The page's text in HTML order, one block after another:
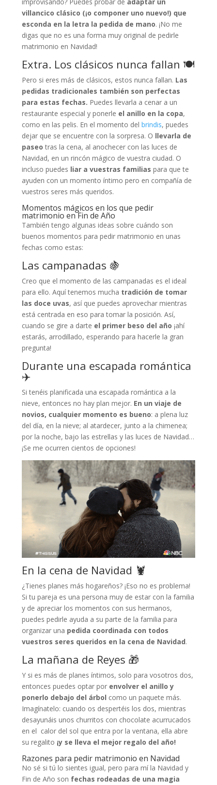
villancico clásico (¡o componer uno nuevo!) que
esconda en la letra la pedida de mano. ¡No me
digas que no es una forma muy original de pedirle
matrimonio en Navidad!
Extra. Los clásicos nunca fallan 🍽️
Pero si eres más de clásicos, estos nunca fallan. Las
pedidas tradicionales también son perfectas
para estas fechas. Puedes llevarla a cenar a un
restaurante especial y ponerle el anillo en la copa,
como en las pelis. En el momento del brindis, puedes
dejar que se encuentre con la sorpresa. O llevarla de
paseotras la cena, al anochecer con las luces de
Navidad, en un rincón mágico de vuestra ciudad. O
incluso puedes liar a vuestras familias para que te
ayuden con un momento íntimo pero en compañía de
vuestros seres más queridos.
Momentos mágicos en los que pedir
matrimonio en Fin de Año
También tengo algunas ideas sobre cuándo son
buenos momentos para pedir matrimonio en unas
fechas como estas:
Las campanadas 🍇
Creo que el momento de las campanadas es el ideal
para ello. Aquí tenemos mucha tradición de tomar
las doce uvas, así que puedes aprovechar mientras
está centrada en eso para tomar la posición. Así,
cuando se gire a darte el primer beso del año ¡ahí
estarás, arrodillado, esperando para hacerle la gran
pregunta!
Durante una escapada romántica
✈️
Si tenéis planificada una escapada romántica a la
nieve, entonces no hay plan mejor. En un viaje de
novios, cualquier momento es bueno: a plena luz
del día, en la nieve; al atardecer, junto a la chimenea;
por la noche, bajo las estrellas y las luces de Navidad…
¡Se me ocurren cientos de opciones!
En la cena de Navidad 🦞
¿Tienes planes más hogareños? ¡Eso no es problema!
Si tu pareja es una persona muy de estar con la familia
y de apreciar los momentos con sus hermanos,
puedes pedirle ayuda a su parte de la familia para
organizar una pedida coordinada con todos
vuestros seres queridos en la cena de Navidad.
La mañana de Reyes 🎁
Y si es más de planes íntimos, solo para vosotros dos,
entonces puedes optar por envolver el anillo y
ponerlo debajo del árbol como un paquete más.
Imagínatelo: cuando os despertéis los dos, mientras
desayunáis unos churritos con chocolate acurrucados
en el calor del sol que entra por la ventana, ella abre
su regalito ¡y se lleva el mejor regalo del año!
Razones para pedir matrimonio en Navidad
No sé si tú lo sientes igual, pero para mí la Navidad y
Fin de Año son fechas rodeadas de una magia